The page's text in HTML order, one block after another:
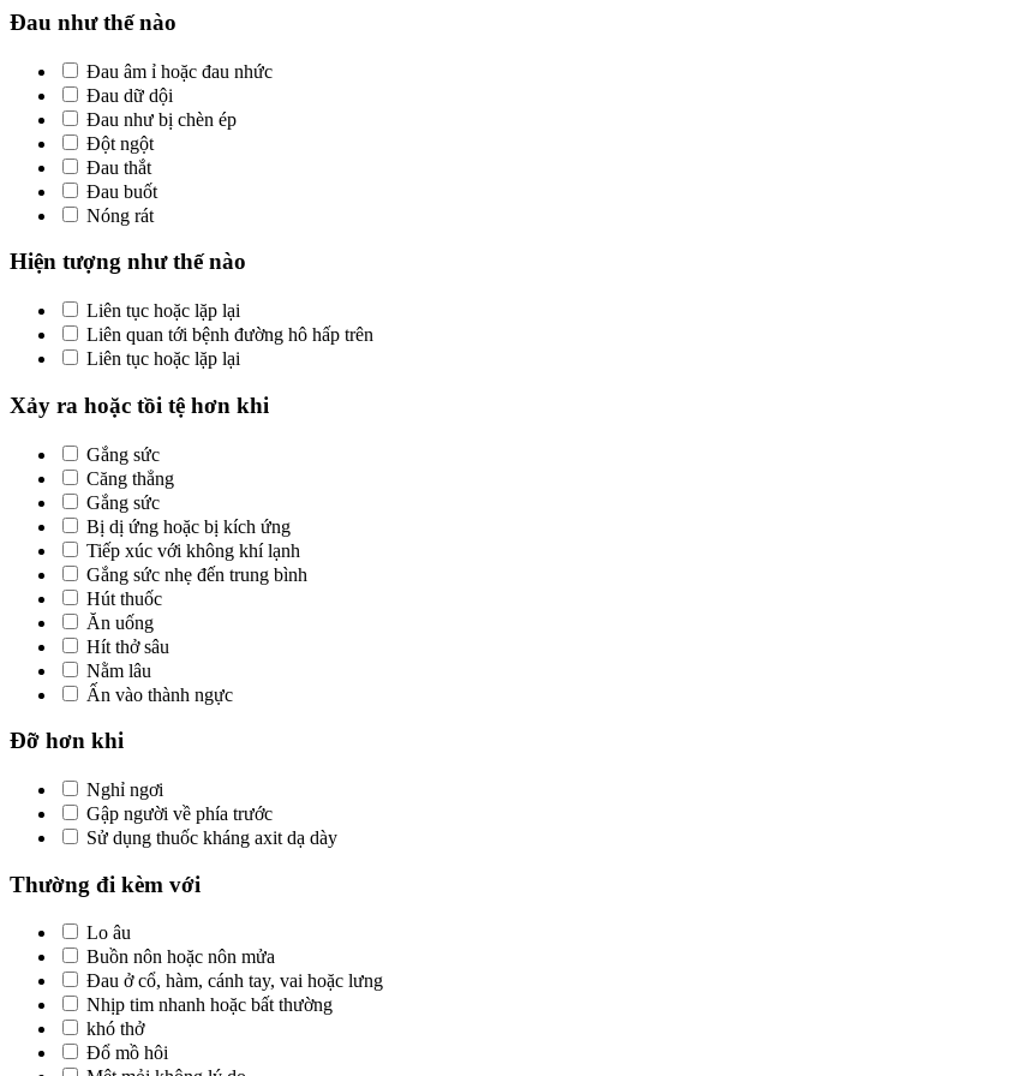
Đau như thế nào
Đau âm ỉ hoặc đau nhức
Đau dữ dội
Đau như bị chèn ép
Đột ngột
Đau thắt
Đau buốt
Nóng rát
Hiện tượng như thế nào
Liên tục hoặc lặp lại
Liên quan tới bệnh đường hô hấp trên
Liên tục hoặc lặp lại
Xảy ra hoặc tồi tệ hơn khi
Gắng sức
Căng thẳng
Gắng sức
Bị dị ứng hoặc bị kích ứng
Tiếp xúc với không khí lạnh
Gắng sức nhẹ đến trung bình
Hút thuốc
Ăn uống
Hít thở sâu
Nằm lâu
Ấn vào thành ngực
Đỡ hơn khi
Nghỉ ngơi
Gập người về phía trước
Sử dụng thuốc kháng axit dạ dày
Thường đi kèm với
Lo âu
Buồn nôn hoặc nôn mửa
Đau ở cổ, hàm, cánh tay, vai hoặc lưng
Nhịp tim nhanh hoặc bất thường
khó thở
Đổ mồ hôi